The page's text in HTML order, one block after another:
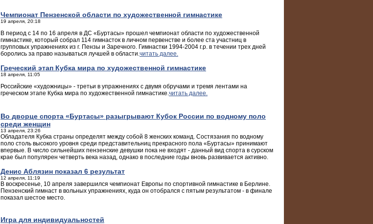
Чемпионат Пензенской области по художественной гимнастике
19 апреля, 20:18
В период с 14 по 16 апреля в ДС «Буртасы» прошел чемпионат области по художественной
гимнастике, который собрал 114 гимнасток в личном первенстве и более ста участниц в
групповых упражнениях из г. Пензы и Заречного. Гимнастки 1994-2004 г.р. в течении трех дней
боролись за право называться лучшей в области.читать далее.
Греческий этап Кубка мира по художественной гимнастике
18 апреля, 11:05
Российские «художницы» - третьи в упражнениях с двумя обручами и тремя лентами на
греческом этапе Кубка мира по художественной гимнастике.читать далее.
Во дворце спорта «Буртасы» разыгрывают Кубок России по водному поло
среди женщин
13 апреля, 23:26
Обладателя Кубка страны определят между собой 8 женских команд. Состязания по водному
поло столь высокого уровня среди представительниц прекрасного пола «Буртасы» принимают
впервые. В число сильнейших пензенские девушки пока не входят - данный вид спорта в сурском
крае был популярен четверть века назад, однако в последние годы вновь развивается активно.
Денис Аблязин показал 6 результат
12 апреля, 11:19
В воскресенье, 10 апреля завершился чемпионат Европы по спортивной гимнастике в Берлине.
Пензенский гимнаст в вольных упражнениях, куда он отобрался с пятым результатом - в финале
показал шестое место.
Игра для индивидуальностей